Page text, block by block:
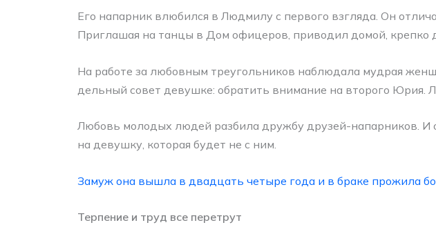
Его напарник влюбился в Людмилу с первого взгляда. Он
Приглашая на танцы в Дом офицеров, приводил домой, крепко
На работе за любовным треугольников наблюдала мудрая
дельный совет девушке: обратить внимание на второго
Любовь молодых людей разбила дружбу друзей-напарников. И
на девушку, которая будет не с ним.
Замуж она вышла в двадцать четыре года и в браке прожила
Терпение и труд все перетрут